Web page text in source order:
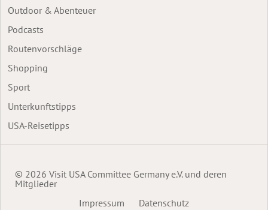
Outdoor & Abenteuer
Podcasts
Routenvorschläge
Shopping
Sport
Unterkunftstipps
USA-Reisetipps
© 2026 Visit USA Committee Germany e.V. und deren
Mitglieder
Impressum
Datenschutz